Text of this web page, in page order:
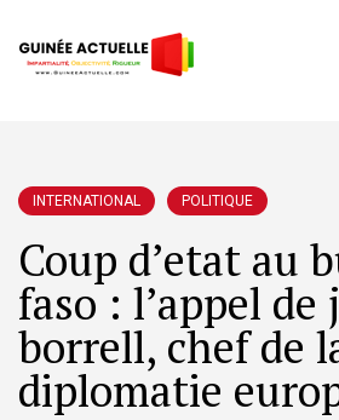
INTERNATIONAL POLITIQUE
Coup d’etat au
faso : l’appel de
borrell, chef de
diplomatie